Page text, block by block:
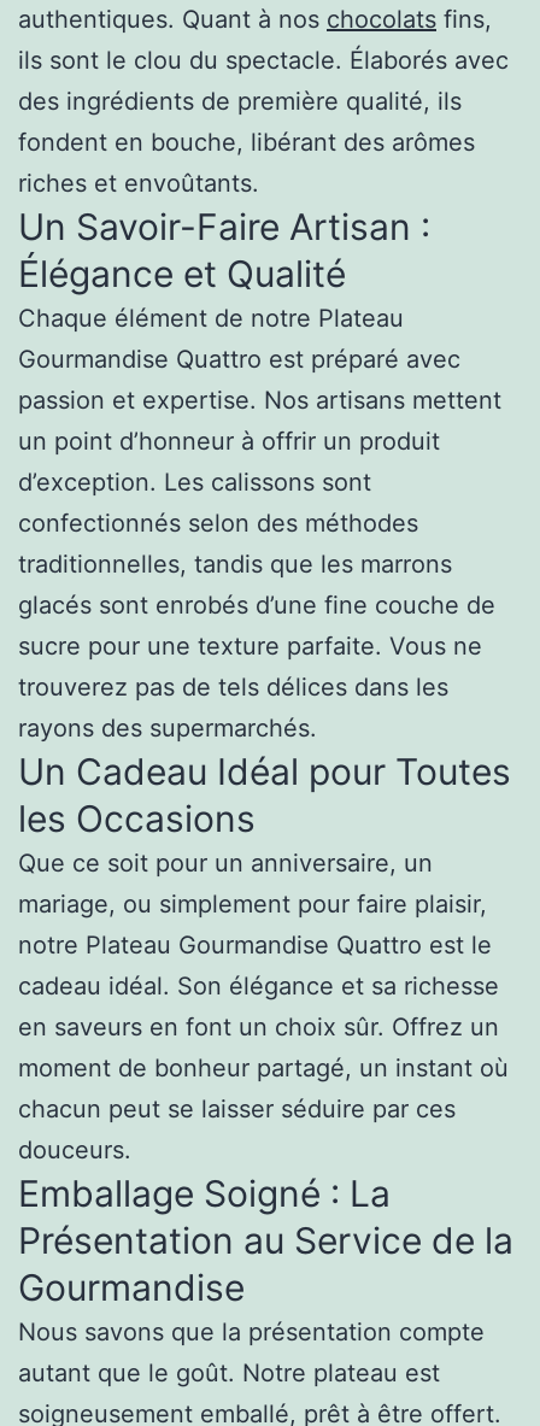
authentiques. Quant à nos chocolats fins,
ils sont le clou du spectacle. Élaborés avec
des ingrédients de première qualité, ils
fondent en bouche, libérant des arômes
riches et envoûtants.
Un Savoir-Faire Artisan :
Élégance et Qualité
Chaque élément de notre Plateau
Gourmandise Quattro est préparé avec
passion et expertise. Nos artisans mettent
un point d’honneur à offrir un produit
d’exception. Les calissons sont
confectionnés selon des méthodes
traditionnelles, tandis que les marrons
glacés sont enrobés d’une fine couche de
sucre pour une texture parfaite. Vous ne
trouverez pas de tels délices dans les
rayons des supermarchés.
Un Cadeau Idéal pour Toutes
les Occasions
Que ce soit pour un anniversaire, un
mariage, ou simplement pour faire plaisir,
notre Plateau Gourmandise Quattro est le
cadeau idéal. Son élégance et sa richesse
en saveurs en font un choix sûr. Offrez un
moment de bonheur partagé, un instant où
chacun peut se laisser séduire par ces
douceurs.
Emballage Soigné : La
Présentation au Service de la
Gourmandise
Nous savons que la présentation compte
autant que le goût. Notre plateau est
soigneusement emballé, prêt à être offert.